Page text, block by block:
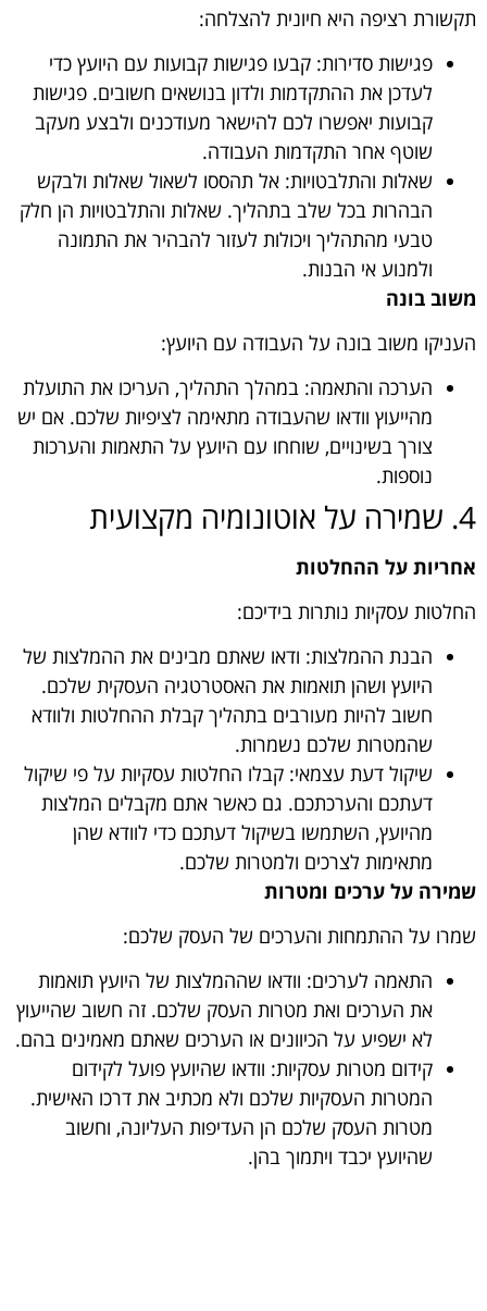
תקשורת רציפה היא חיונית להצלחה:
פגישות סדירות: קבעו פגישות קבועות עם היועץ כדי
לעדכן את ההתקדמות ולדון בנושאים חשובים. פגישות
קבועות יאפשרו לכם להישאר מעודכנים ולבצע מעקב
שוטף אחר התקדמות העבודה.
שאלות והתלבטויות: אל תהססו לשאול שאלות ולבקש
הבהרות בכל שלב בתהליך. שאלות והתלבטויות הן חלק
טבעי מהתהליך ויכולות לעזור להבהיר את התמונה
ולמנוע אי הבנות.
משוב בונה
העניקו משוב בונה על העבודה עם היועץ:
הערכה והתאמה: במהלך התהליך, העריכו את התועלת
מהייעוץ וודאו שהעבודה מתאימה לציפיות שלכם. אם יש
צורך בשינויים, שוחחו עם היועץ על התאמות והערכות
נוספות.
4. שמירה על אוטונומיה מקצועית
אחריות על ההחלטות
החלטות עסקיות נותרות בידיכם:
הבנת ההמלצות: ודאו שאתם מבינים את ההמלצות של
היועץ ושהן תואמות את האסטרטגיה העסקית שלכם.
חשוב להיות מעורבים בתהליך קבלת ההחלטות ולוודא
שהמטרות שלכם נשמרות.
שיקול דעת עצמאי: קבלו החלטות עסקיות על פי שיקול
דעתכם והערכתכם. גם כאשר אתם מקבלים המלצות
מהיועץ, השתמשו בשיקול דעתכם כדי לוודא שהן
מתאימות לצרכים ולמטרות שלכם.
שמירה על ערכים ומטרות
שמרו על ההתמחות והערכים של העסק שלכם:
התאמה לערכים: וודאו שההמלצות של היועץ תואמות
את הערכים ואת מטרות העסק שלכם. זה חשוב שהייעוץ
לא ישפיע על הכיוונים או הערכים שאתם מאמינים בהם.
קידום מטרות עסקיות: וודאו שהיועץ פועל לקידום
המטרות העסקיות שלכם ולא מכתיב את דרכו האישית.
מטרות העסק שלכם הן העדיפות העליונה, וחשוב
שהיועץ יכבד ויתמוך בהן.